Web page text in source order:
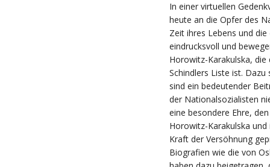
In einer virtuellen
heute an die Opfer des
Zeit ihres Lebens und
eindrucksvoll und
Horowitz-Karakulska,
Schindlers Liste ist.
sind ein bedeutender
der Nationalsozialisten
eine besondere Ehre,
Horowitz-Karakulska
Kraft der Versöhnung
Biografien wie die von